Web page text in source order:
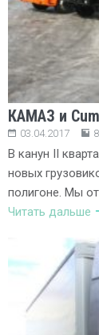
КАМАЗ и
03.04.2017
В канун II
новых
полигоне. Мы
Читать дальше